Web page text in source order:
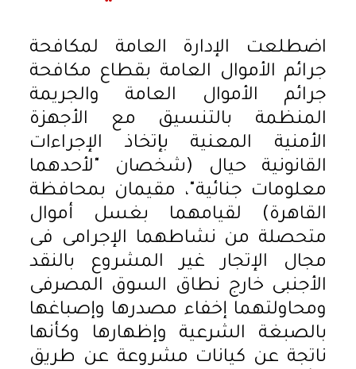
اضطلعت الإدارة العامة لمكافحة
جرائم الأموال العامة بقطاع مكافحة
جرائم الأموال العامة والجريمة
المنظمة بالتنسيق مع الأجهزة
الأمنية المعنية بإتخاذ الإجراءات
القانونية حيال (شخصان "لأحدهما
معلومات جنائية"، مقيمان بمحافظة
القاهرة) لقيامهما بغسل أموال
متحصلة من نشاطهما الإجرامى فى
مجال الإتجار غير المشروع بالنقد
الأجنبى خارج نطاق السوق المصرفى
ومحاولتهما إخفاء مصدرها وإصباغها
بالصبغة الشرعية وإظهارها وكأنها
ناتجة عن كيانات مشروعة عن طريق